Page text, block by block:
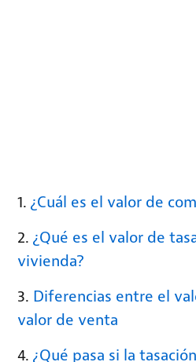
¿Cuál es el valor de
¿Qué es el valor de
vivienda?
Diferencias entre el
valor de venta
¿Qué pasa si la